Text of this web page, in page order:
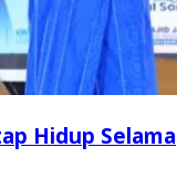
Hidup Selama